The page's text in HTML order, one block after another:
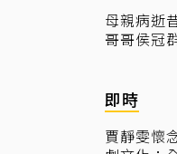
母親病逝
哥哥侯冠
即時
賈靜雯懷